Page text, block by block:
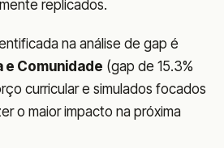
replicados.
na análise de gap é
e Comunidade (gap de 15.3%
curricular e simulados focados
o maior impacto na próxima